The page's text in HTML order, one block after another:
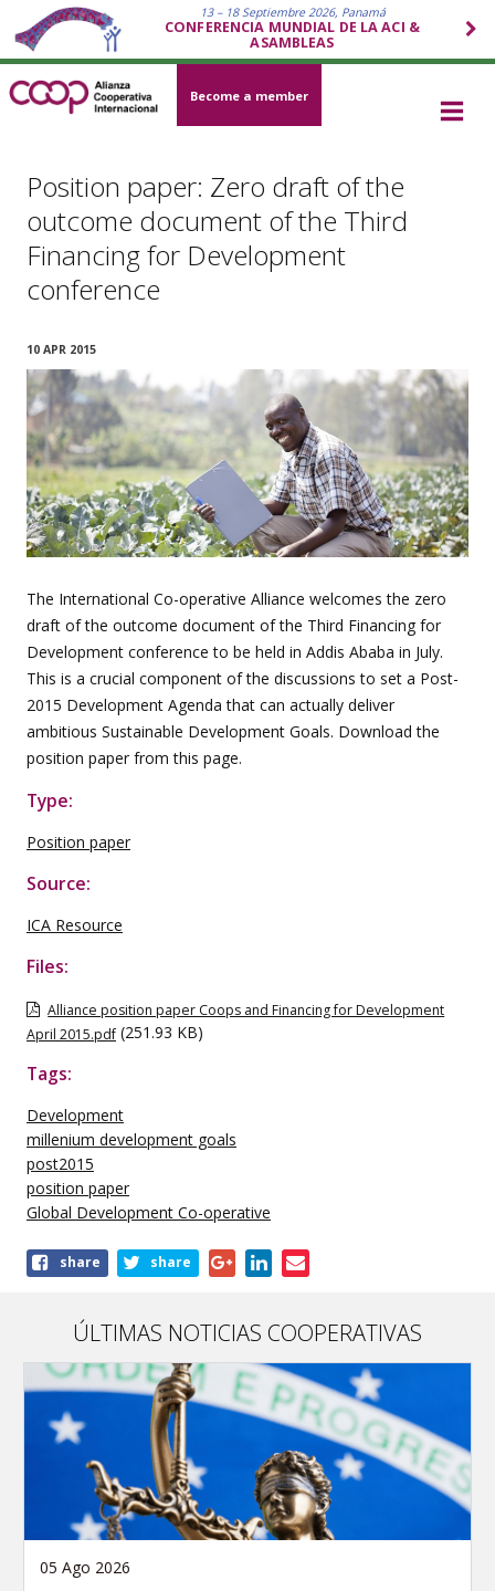
13 – 18 Septiembre 2026, Panamá
CONFERENCIA MUNDIAL DE LA ACI &
ASAMBLEAS
Become a member
Position paper: Zero draft of the
outcome document of the Third
Financing for Development
conference
10 APR 2015
The International Co-operative Alliance welcomes the zero
draft of the outcome document of the Third Financing for
Development conference to be held in Addis Ababa in July.
This is a crucial component of the discussions to set a Post-
2015 Development Agenda that can actually deliver
ambitious Sustainable Development Goals. Download the
position paper from this page.
Type:
Position paper
Source:
ICA Resource
Files:
Alliance position paper Coops and Financing for Development
April 2015.pdf (251.93 KB)
Tags:
Development
millenium development goals
post2015
position paper
Global Development Co-operative
Shareshare share
ÚLTIMAS NOTICIAS COOPERATIVAS
05 Ago 2026